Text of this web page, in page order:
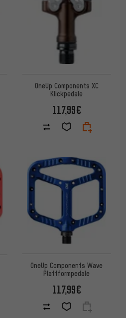
OneUp Components XC
Klickpedale
117,99€
basierend auf 140 Bewertungen
OneUp Components Wave
Plattformpedale
117,99€